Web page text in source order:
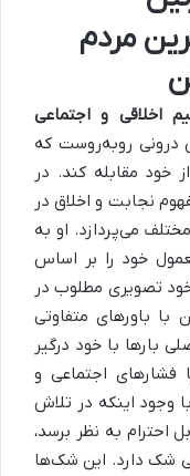
مردم
اخلاقی و اجتماعی
روبه‌روست که
خود مقابله کند. در
نجابت و اخلاق در
می‌پردازد. او به
خود را بر اساس
تصویری مطلوب در
با باورهای متفاوتی
بارها با خود درگیر
اجتماعی و
وجود اینکه در تلاش
احترام به نظر برسد،
شک دارد. این شک‌ها